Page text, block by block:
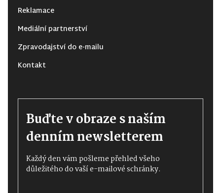
Reklamace
Mediální partnerství
Zpravodajství do e-mailu
Kontakt
Buďte v obraze s naším
denním newsletterem
Každý den vám pošleme přehled všeho
důležitého do vaší e-mailové schránky.